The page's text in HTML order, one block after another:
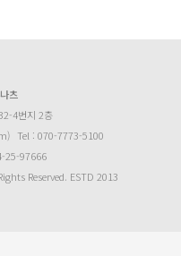
츠
4번지 2층
Tel : 070-7773-5100
25-97666
Reserved. ESTD 2013